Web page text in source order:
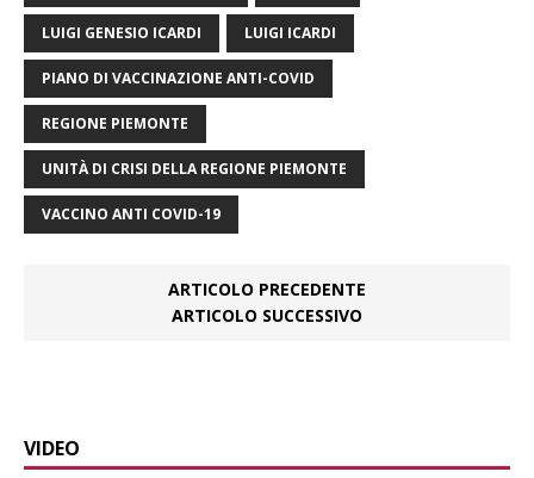
LUIGI GENESIO ICARDI LUIGI ICARDI
PIANO DI VACCINAZIONE ANTI-COVID
REGIONE PIEMONTE
UNITÀ DI CRISI DELLA REGIONE PIEMONTE
VACCINO ANTI COVID-19
ARTICOLO PRECEDENTE
ARTICOLO SUCCESSIVO
VIDEO